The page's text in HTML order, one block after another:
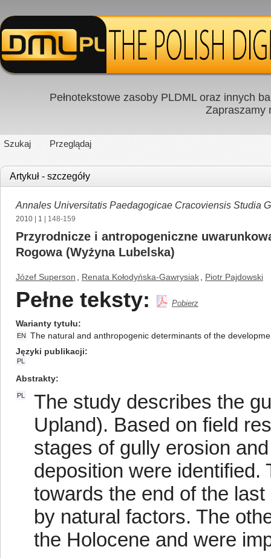
Pełnotekstowe zasoby PLDML oraz innych
Zapraszamy
Szukaj Przeglądaj
Artykuł - szczegóły
Annales Universitatis Paedagogicae Cracoviensis Studia
2010 1 | 148-159
Przyrodnicze i antropogeniczne
Rogowa (Wyżyna Lubelska)
Józef Superson Renata Kołodyńska-Gawrysiak Piotr Pajdowski
Pełne teksty: Pobierz
Warianty tytułu
EN
The natural and anthropogenic determinants of the
Języki publikacji
PL
Abstrakty
PL
The study describes the
Upland). Based on field
stages of gully erosion
deposition were
towards the end of the
by natural factors. The
the Holocene and were